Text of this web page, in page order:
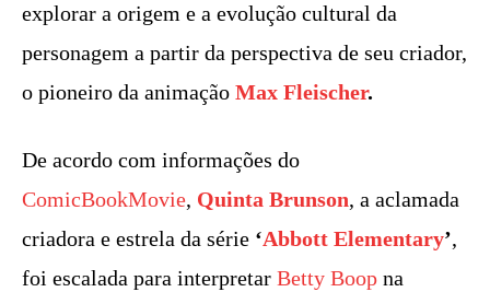
explorar a origem e a evolução cultural da
personagem a partir da perspectiva de seu criador,
o pioneiro da animação Max Fleischer.
De acordo com informações do
ComicBookMovie, Quinta Brunson, a aclamada
criadora e estrela da série ‘Abbott Elementary’,
foi escalada para interpretar Betty Boop na